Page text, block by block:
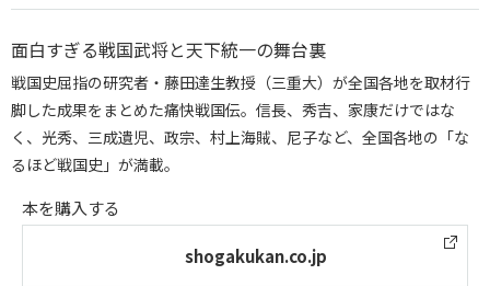
面白すぎる戦国武将と天下統一の舞台裏
戦国史屈指の研究者・藤田達生教授（三重大）が全国各地を取材行
脚した成果をまとめた痛快戦国伝。信長、秀吉、家康だけではな
く、光秀、三成遺児、政宗、村上海賊、尼子など、全国各地の「な
るほど戦国史」が満載。
本を購入する
shogakukan.co.jp